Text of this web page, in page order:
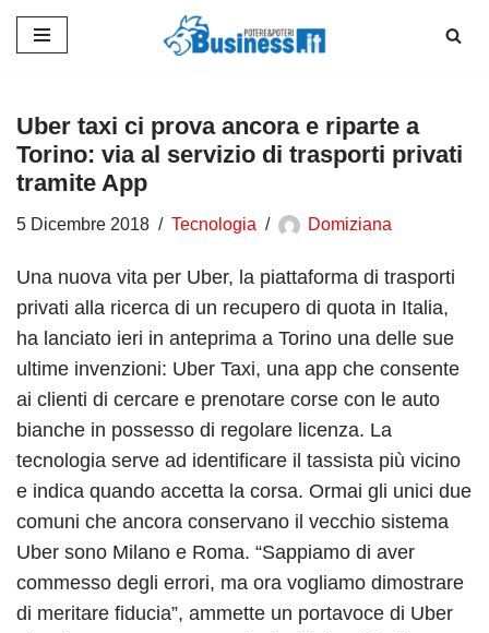
contenuto
Uber taxi ci prova ancora e riparte a
Torino: via al servizio di trasporti privati
tramite App
5 Dicembre 2018 Tecnologia Domiziana
Una nuova vita per Uber, la piattaforma di trasporti
privati alla ricerca di un recupero di quota in Italia,
ha lanciato ieri in anteprima a Torino una delle sue
ultime invenzioni: Uber Taxi, una app che consente
ai clienti di cercare e prenotare corse con le auto
bianche in possesso di regolare licenza. La
tecnologia serve ad identificare il tassista più vicino
e indica quando accetta la corsa. Ormai gli unici due
comuni che ancora conservano il vecchio sistema
Uber sono Milano e Roma. “Sappiamo di aver
commesso degli errori, ma ora vogliamo dimostrare
di meritare fiducia”, ammette un portavoce di Uber